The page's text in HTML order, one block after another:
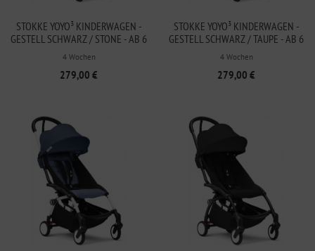
STOKKE YOYO³ KINDERWAGEN -
GESTELL SCHWARZ / STONE - AB 6
MONATEN
4 Wochen
279,00 €
STOKKE YOYO³ KINDERWAGEN -
GESTELL SCHWARZ / TAUPE - AB 6
MONATEN
4 Wochen
279,00 €